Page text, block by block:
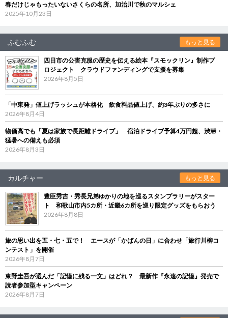
春だけじゃもったいないさくらの名所、加治川で秋のマルシェ
2025年10月23日
ふむふむ もっと見る
四日市の公害克服の歴史を伝える絵本『スモックリン』制作プ
ロジェクト クラウドファンディングで支援を募集
2026年8月5日
「中東発」値上げラッシュが本格化 飲食料品値上げ、約3年ぶりの多さに
2026年8月4日
物価高でも「夏は家族で長距離ドライブ」 宿泊ドライブ予算4万円超、渋滞・
猛暑への備えも必須
2026年8月3日
カルチャー もっと見る
豊臣秀吉・秀長兄弟ゆかりの地を巡るスタンプラリーがスター
ト 和歌山市内5カ所・近畿6カ所を巡り限定グッズをもらおう
2026年8月8日
旅の思い出を五・七・五で！ エースが「かばんの日」に合わせ「旅行川柳コ
ンテスト」を開催
2026年8月7日
東野圭吾が選んだ「記憶に残る一文」はどれ？ 最新作『永遠の記憶』発売で
読者参加型キャンペーン
2026年8月7日